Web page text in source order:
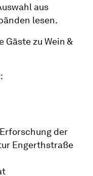
aus
lesen.
Gäste zu Wein &
der
Engerthstraße